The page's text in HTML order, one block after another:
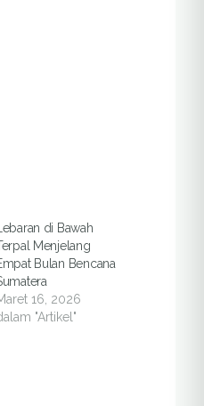
di Bawah
Menjelang
Bulan Bencana
16, 2026
"Artikel"